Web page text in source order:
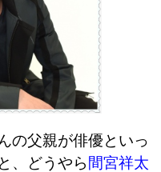
の父親が俳優といっ
、どうやら間宮祥太